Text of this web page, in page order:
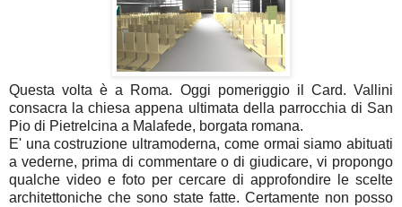
Questa volta è a Roma. Oggi pomeriggio il Card. Vallini
consacra la chiesa appena ultimata della parrocchia di San
Pio di Pietrelcina a Malafede, borgata romana.
E' una costruzione ultramoderna, come ormai siamo abituati
a vederne, prima di commentare o di giudicare, vi propongo
qualche video e foto per cercare di approfondire le scelte
architettoniche che sono state fatte. Certamente non posso